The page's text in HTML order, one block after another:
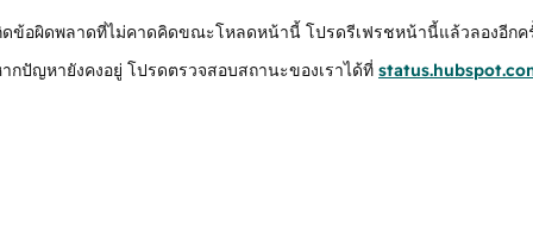
ดข้อผิดพลาดที่ไม่คาดคิดขณะโหลดหน้านี้ โปรดรีเฟรชหน้านี้แล้วลองอีกค
กปัญหายังคงอยู่ โปรดตรวจสอบสถานะของเราได้ที่